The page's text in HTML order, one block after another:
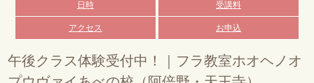
日時 受講料
アクセス お申込
午後クラス体験受付中！｜フラ教室ホオヘノオ